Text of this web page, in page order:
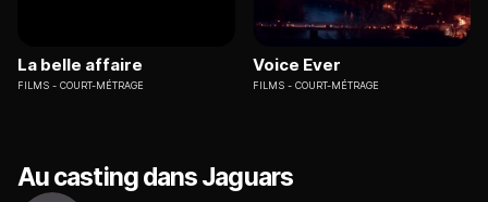
La belle affaire
FILMS COURT-MÉTRAGE
Voice Ever
FILMS COURT-MÉTRAGE
Au casting dans Jaguars